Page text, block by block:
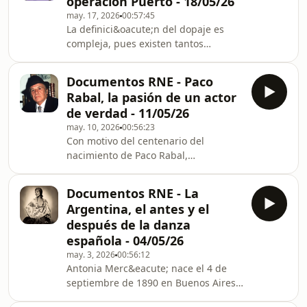
1975) es la apasionante historia de
una ni&ntilde;a educada en los
estrictos y caducos c&aacute;nones
victorianos que ha de enfrentarse a
los fren&eacute;ticos y constantes
cambios sociales, cultura
may. 17, 202600:57:45
La definici&oacute;n del dopaje es
compleja, pues existen tantos
rendimiento como disciplinas
deportivas. Entre los casos
m&aacute;s relevantes de esta
particular historia del enga&ntilde;o
figuran la descalificaci&oacute;n del
atleta Ben Johnson tras ganar los 100
metros en los Juegos
Ol&iacute;mpicos de Se&uacute;l; el
caso Festina, desarr
Documentos RNE - Paco
Rabal, la pasión de un actor
de verdad - 11/05/26
may. 10, 202600:56:23
Con motivo del centenario del
nacimiento de Paco Rabal,
Cine, recuperamos este programa
emitido originalmente el 17 de
febrero de 2023.Francisco Rabal
Valera lleg&oacute; al mundo un
d&iacute;a de la mujer, el 8 de marzo
de 1926, entre minas y sobre el mar
de &Aacute;guilas (Murcia). Su vida
fue la pasi&oacute;n por actuar,
Documentos RNE - La
Argentina, el antes y el
después de la danza
española - 04/05/26
may. 3, 202600:56:12
Antonia Merc&eacute; nace el 4 de
septiembre de 1890 en Buenos Aires;